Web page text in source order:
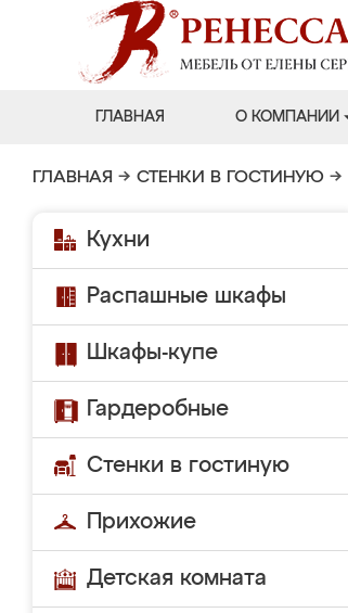
ГЛАВНАЯ О КОМПАНИИ
ГЛАВНАЯ → СТЕНКИ В ГОСТИНУЮ →
Кухни
Распашные шкафы
Шкафы-купе
Гардеробные
Стенки в гостиную
Прихожие
Детская комната